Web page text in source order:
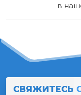
в
СВЯЖИТЕСЬ